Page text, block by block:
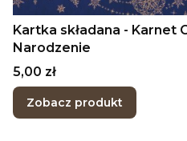
Kartka składana - Karnet
Narodzenie
Cena
5,00 zł
Zobacz produkt